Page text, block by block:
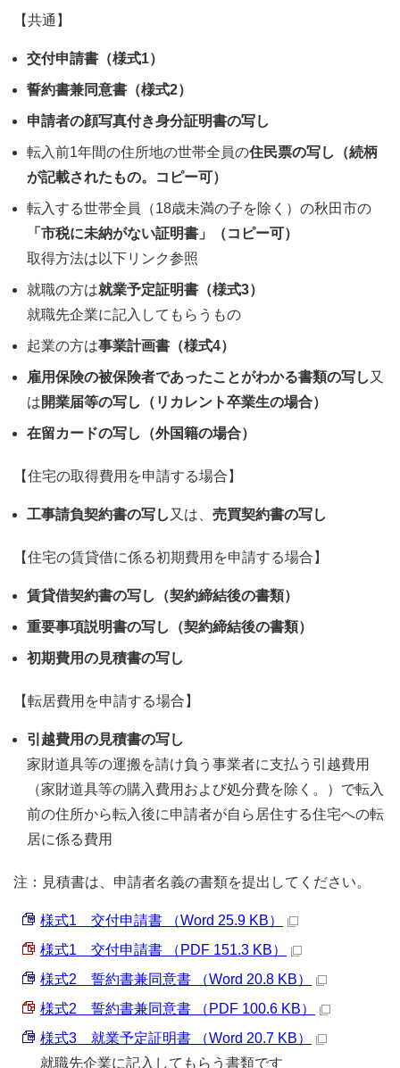
【共通】
交付申請書（様式1）
誓約書兼同意書（様式2）
申請者の顔写真付き身分証明書の写し
転入前1年間の住所地の世帯全員の住民票の写し（続柄
が記載されたもの。コピー可）
転入する世帯全員（18歳未満の子を除く）の秋田市の
「市税に未納がない証明書」（コピー可）
取得方法は以下リンク参照
就職の方は就業予定証明書（様式3）
就職先企業に記入してもらうもの
起業の方は事業計画書（様式4）
雇用保険の被保険者であったことがわかる書類の写し 又
は開業届等の写し（リカレント卒業生の場合）
在留カードの写し（外国籍の場合）
【住宅の取得費用を申請する場合】
工事請負契約書の写し 又は、 売買契約書の写し
【住宅の賃貸借に係る初期費用を申請する場合】
賃貸借契約書の写し（契約締結後の書類）
重要事項説明書の写し（契約締結後の書類）
初期費用の見積書の写し
【転居費用を申請する場合】
引越費用の見積書の写し
家財道具等の運搬を請け負う事業者に支払う引越費用
（家財道具等の購入費用および処分費を除く。）で転入
前の住所から転入後に申請者が自ら居住する住宅への転
居に係る費用
注：見積書は、申請者名義の書類を提出してください。
様式1 交付申請書 （Word 25.9 KB）
様式1 交付申請書 （PDF 151.3 KB）
様式2 誓約書兼同意書 （Word 20.8 KB）
様式2 誓約書兼同意書 （PDF 100.6 KB）
様式3 就業予定証明書 （Word 20.7 KB）
就職先企業に記入してもらう書類です